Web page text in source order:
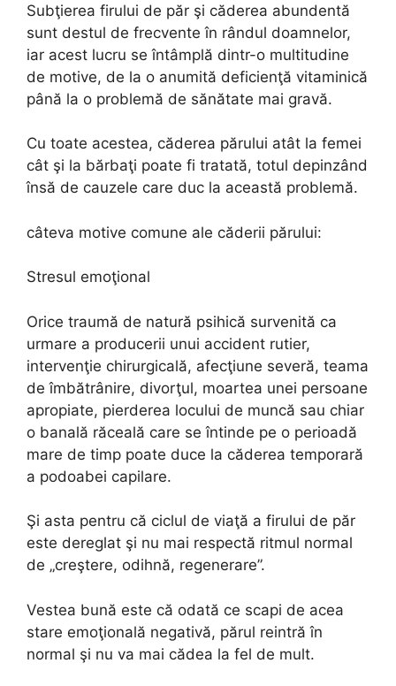
Subţierea firului de păr şi căderea abundentă
sunt destul de frecvente în rândul doamnelor,
iar acest lucru se întâmplă dintr-o multitudine
de motive, de la o anumită deficienţă vitaminică
până la o problemă de sănătate mai gravă.
Cu toate acestea, căderea părului atât la femei
cât şi la bărbaţi poate fi tratată, totul depinzând
însă de cauzele care duc la această problemă.
câteva motive comune ale căderii părului:
Stresul emoţional
Orice traumă de natură psihică survenită ca
urmare a producerii unui accident rutier,
intervenţie chirurgicală, afecţiune severă, teama
de îmbătrânire, divorţul, moartea unei persoane
apropiate, pierderea locului de muncă sau chiar
o banală răceală care se întinde pe o perioadă
mare de timp poate duce la căderea temporară
a podoabei capilare.
Şi asta pentru că ciclul de viaţă a firului de păr
este dereglat şi nu mai respectă ritmul normal
de „creştere, odihnă, regenerare”.
Vestea bună este că odată ce scapi de acea
stare emoţională negativă, părul reintră în
normal şi nu va mai cădea la fel de mult.